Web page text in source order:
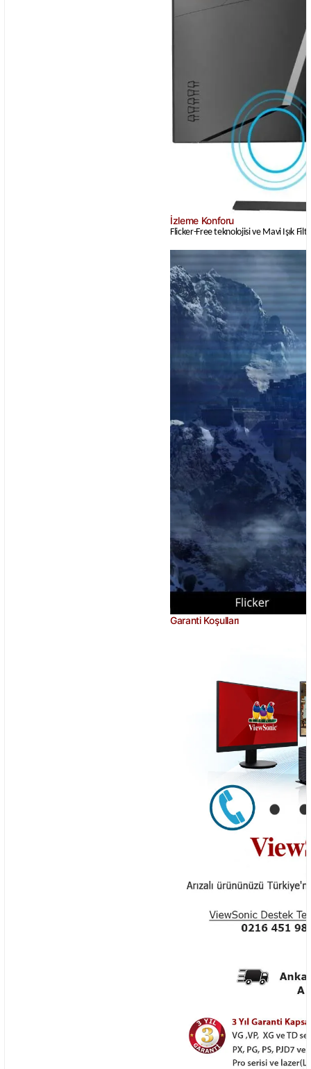
İzleme Konforu
Flicker-Free teknolojisi ve Mavi Işık
Garanti Koşulları